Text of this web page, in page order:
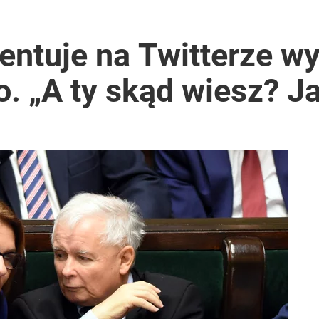
„Cała Europa nam go zazdrości”
ujawnił powód
na Twitterze
„A ty skąd wiesz?